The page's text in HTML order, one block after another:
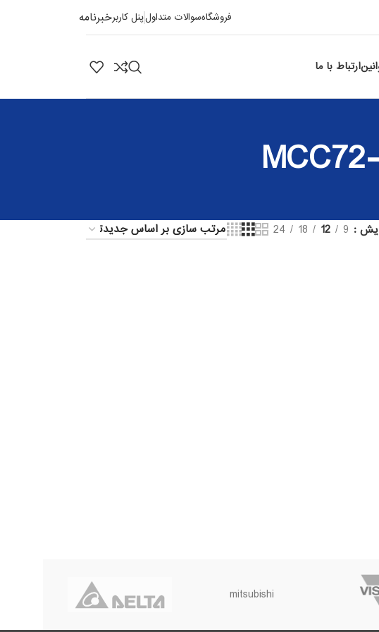
فروشگاهسوالات متداولپنل کاربرخبرنامه
ارتباط با ما
9
12
18
24
mitsubishi